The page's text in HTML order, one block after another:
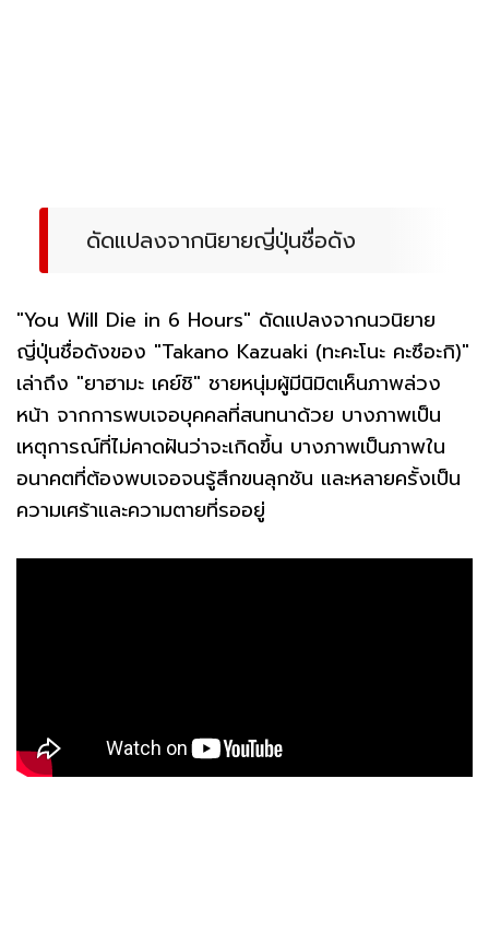
ดัดแปลงจากนิยายญี่ปุ่นชื่อดัง
"You Will Die in 6 Hours" ดัดแปลงจากนวนิยาย
ญี่ปุ่นชื่อดังของ "Takano Kazuaki (ทะคะโนะ คะซึอะกิ)"
เล่าถึง "ยาฮามะ เคย์ชิ" ชายหนุ่มผู้มีนิมิตเห็นภาพล่วง
หน้า จากการพบเจอบุคคลที่สนทนาด้วย บางภาพเป็น
เหตุการณ์ที่ไม่คาดฝันว่าจะเกิดขึ้น บางภาพเป็นภาพใน
อนาคตที่ต้องพบเจอจนรู้สึกขนลุกชัน และหลายครั้งเป็น
ความเศร้าและความตายที่รออยู่